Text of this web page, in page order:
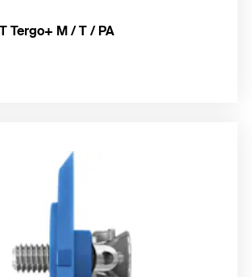
Tergo+ M / T / PA